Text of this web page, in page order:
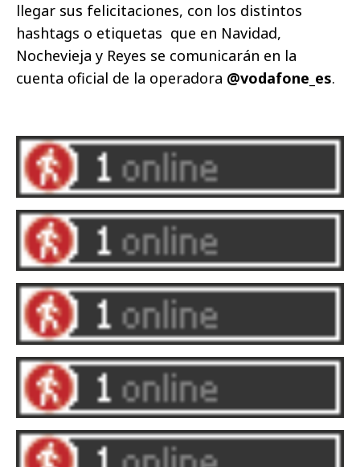
llegar sus felicitaciones, con los distintos
hashtags o etiquetas que en Navidad,
Nochevieja y Reyes se comunicarán en la
cuenta oficial de la operadora @vodafone_es.